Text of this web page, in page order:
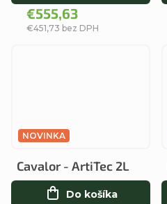
€451,73 bez DPH
€555,63
NOVINKA
Cavalor - ArtiTec 2L
Do košíka